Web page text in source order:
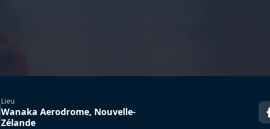
Lieu
Wanaka Aerodrome, Nouvelle-
Zélande